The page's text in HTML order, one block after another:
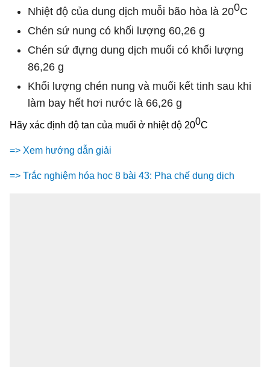
Nhiệt độ của dung dịch muỗi bão hòa là 200C
Chén sứ nung có khối lượng 60,26 g
Chén sứ đựng dung dịch muối có khối lượng
86,26 g
Khối lượng chén nung và muối kết tinh sau khi
làm bay hết hơi nước là 66,26 g
Hãy xác định độ tan của muối ở nhiệt độ 200C
=> Xem hướng dẫn giải
=> Trắc nghiệm hóa học 8 bài 43: Pha chế dung dịch